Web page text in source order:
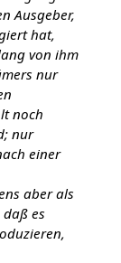
Ausgeber,
hat,
von ihm
nur
noch
nur
einer
aber als
es